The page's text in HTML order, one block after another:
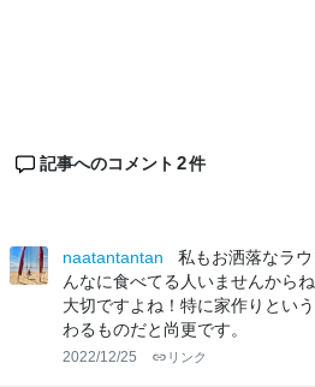
記事へのコメント 2件
naatantantan
私もお洒落なラ
んなに食べてる人いませんから
大切ですよね！特に家作りとい
わるものだと尚更です。
2022/12/25 リンク